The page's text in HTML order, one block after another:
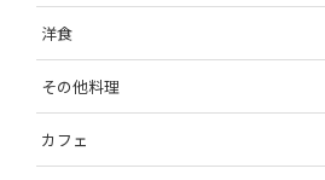
洋食
その他料理
カフェ